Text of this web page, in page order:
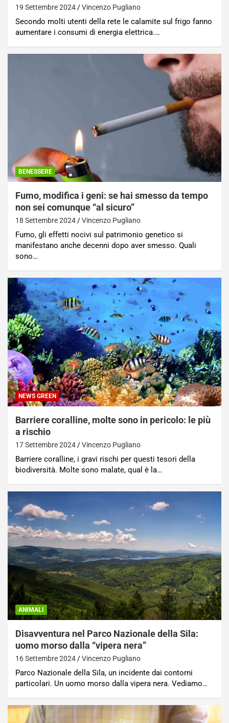
19 Settembre 2024 Vincenzo Pugliano
Secondo molti utenti della rete le calamite sul frigo fanno
aumentare i consumi di energia elettrica.…
BENESSERE
Fumo, modifica i geni: se hai smesso da tempo
non sei comunque “al sicuro”
18 Settembre 2024 Vincenzo Pugliano
Fumo, gli effetti nocivi sul patrimonio genetico si
manifestano anche decenni dopo aver smesso. Quali
sono…
NEWS GREEN
Barriere coralline, molte sono in pericolo: le più
a rischio
17 Settembre 2024 Vincenzo Pugliano
Barriere coralline, i gravi rischi per questi tesori della
biodiversità. Molte sono malate, qual è la…
ANIMALI
Disavventura nel Parco Nazionale della Sila:
uomo morso dalla “vipera nera”
16 Settembre 2024 Vincenzo Pugliano
Parco Nazionale della Sila, un incidente dai contorni
particolari. Un uomo morso dalla vipera nera. Vediamo…